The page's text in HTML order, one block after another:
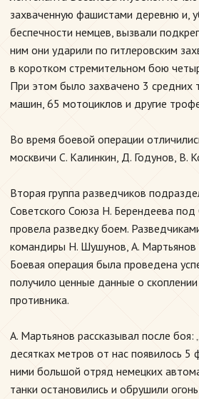
захваченную фашистами деревню и,
беспечности немцев, вызвали
ним они ударили по гитлеровским
в коротком стремительном бою
При этом было захвачено 3 средних
машин, 65 мотоциклов и другие
Во время боевой операции
москвичи С. Калинкин, Д. Годунов, В.
Вторая группа разведчиков
Советского Союза Н. Берендеева под
провела разведку боем.
командиры Н. Шушунов, А. Мартьянов
Боевая операция была проведена
получило ценные данные о
противника.
А. Мартьянов рассказывал после боя:
десятках метров от нас появилось 5
ними большой отряд немецких
танки остановились и обрушили